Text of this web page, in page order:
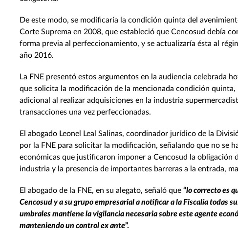
De este modo, se modificaría la condición quinta del
Corte Suprema en 2008, que estableció que Cencosud debía
forma previa al perfeccionamiento, y se actualizaría ésta al
año 2016.
La FNE presentó estos argumentos en la audiencia celebrada
que solicita la modificación de la mencionada condición
adicional al realizar adquisiciones en la industria
transacciones una vez perfeccionadas.
El abogado Leonel Leal Salinas, coordinador jurídico de la
por la FNE para solicitar la modificación, señalando que no se
económicas que justificaron imponer a Cencosud la obligación
industria y la presencia de importantes barreras a la entrada,
El abogado de la FNE, en su alegato, señaló que “lo correcto es
Cencosud y a su grupo empresarial a notificar a la Fiscalía todas
umbrales mantiene la vigilancia necesaria sobre este agente
manteniendo un control ex ante”.